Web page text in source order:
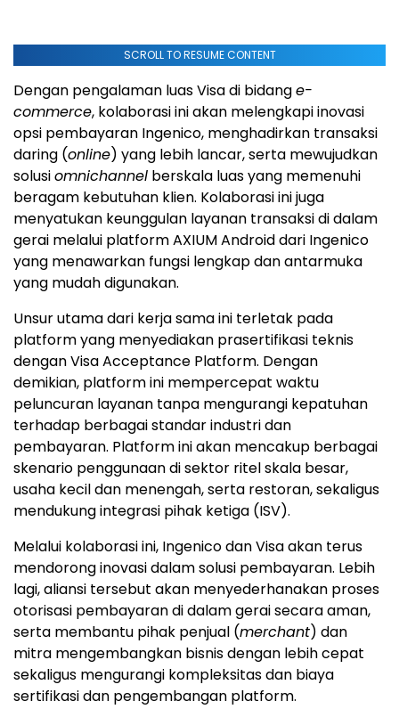
SCROLL TO RESUME CONTENT
Dengan pengalaman luas Visa di bidange-
commerce, kolaborasi ini akan melengkapi inovasi
opsi pembayaran Ingenico, menghadirkan transaksi
daring (online) yang lebih lancar, serta mewujudkan
solusiomnichannel berskala luas yang memenuhi
beragam kebutuhan klien. Kolaborasi ini juga
menyatukan keunggulan layanan transaksi di dalam
gerai melalui platform AXIUM Android dari Ingenico
yang menawarkan fungsi lengkap dan antarmuka
yang mudah digunakan.
Unsur utama dari kerja sama ini terletak pada
platform yang menyediakan prasertifikasi teknis
dengan Visa Acceptance Platform. Dengan
demikian, platform ini mempercepat waktu
peluncuran layanan tanpa mengurangi kepatuhan
terhadap berbagai standar industri dan
pembayaran. Platform ini akan mencakup berbagai
skenario penggunaan di sektor ritel skala besar,
usaha kecil dan menengah, serta restoran, sekaligus
mendukung integrasi pihak ketiga (ISV).
Melalui kolaborasi ini, Ingenico dan Visa akan terus
mendorong inovasi dalam solusi pembayaran. Lebih
lagi, aliansi tersebut akan menyederhanakan proses
otorisasi pembayaran di dalam gerai secara aman,
serta membantu pihak penjual (merchant) dan
mitra mengembangkan bisnis dengan lebih cepat
sekaligus mengurangi kompleksitas dan biaya
sertifikasi dan pengembangan platform.